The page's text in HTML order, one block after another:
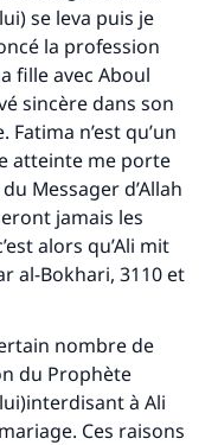
se leva puis je
la profession
fille avec Aboul
sincère dans son
n’est qu’un
atteinte me porte
Messager d’Allah
jamais les
alors qu’Ali mit
al-Bokhari, 3110 et
nombre de
du Prophète
à Ali
Ces raisons